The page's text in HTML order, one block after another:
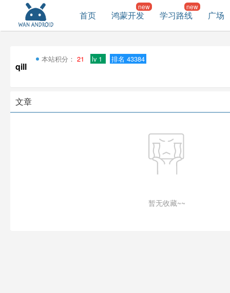
首页 鸿蒙开发 学习路线 广场
qill
本站积分： 21 lv 1 排名 43384
文章
暂无收藏~~